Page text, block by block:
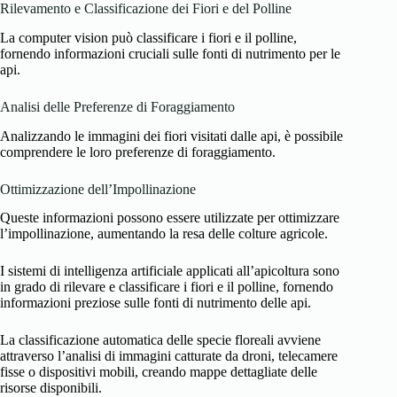
Rilevamento e Classificazione dei Fiori e del Polline
La computer vision può classificare i fiori e il polline,
fornendo informazioni cruciali sulle fonti di nutrimento per le
api.
Analisi delle Preferenze di Foraggiamento
Analizzando le immagini dei fiori visitati dalle api, è possibile
comprendere le loro preferenze di foraggiamento.
Ottimizzazione dell’Impollinazione
Queste informazioni possono essere utilizzate per ottimizzare
l’impollinazione, aumentando la resa delle colture agricole.
I sistemi di intelligenza artificiale applicati all’apicoltura sono
in grado di rilevare e classificare i fiori e il polline, fornendo
informazioni preziose sulle fonti di nutrimento delle api.
La classificazione automatica delle specie floreali avviene
attraverso l’analisi di immagini catturate da droni, telecamere
fisse o dispositivi mobili, creando mappe dettagliate delle
risorse disponibili.